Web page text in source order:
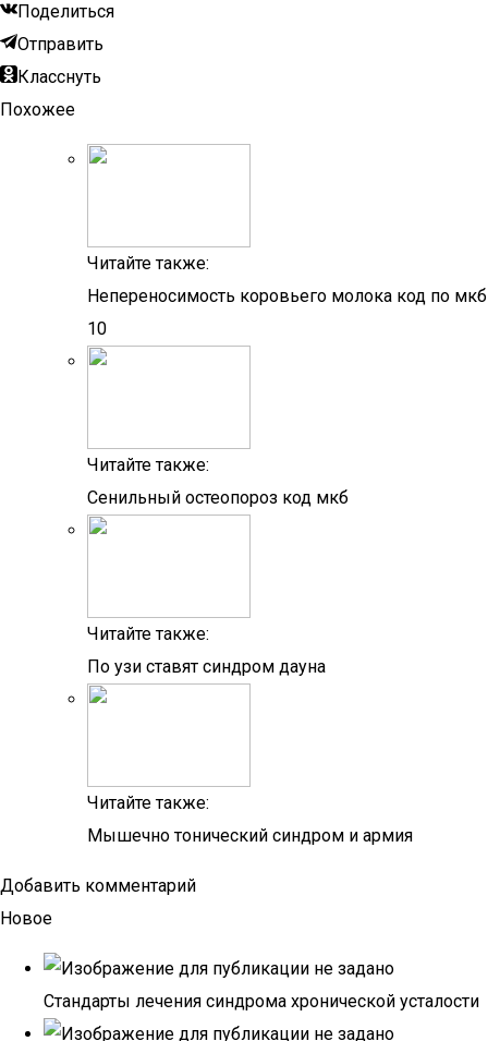
Поделиться
Отправить
Класснуть
Похожее
Читайте также:
Непереносимость коровьего молока код по мкб
10
Читайте также:
Сенильный остеопороз код мкб
Читайте также:
По узи ставят синдром дауна
Читайте также:
Мышечно тонический синдром и армия
Добавить комментарий
Новое
Стандарты лечения синдрома хронической усталости